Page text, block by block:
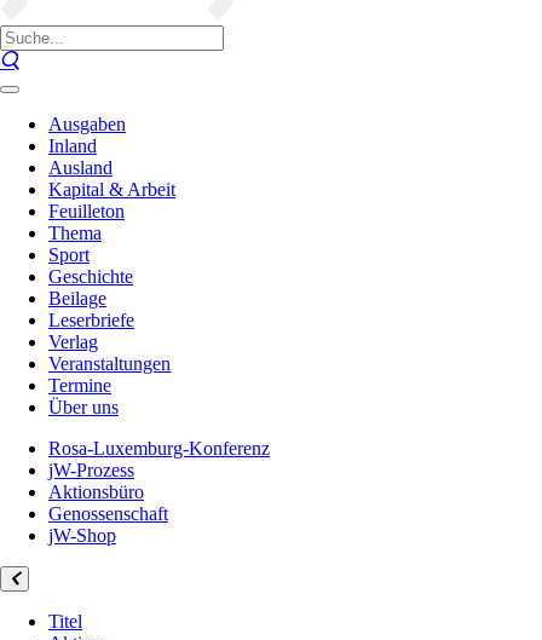
Ausgaben
Inland
Ausland
Kapital & Arbeit
Feuilleton
Thema
Sport
Geschichte
Beilage
Leserbriefe
Verlag
Veranstaltungen
Termine
Über uns
Rosa-Luxemburg-Konferenz
jW-Prozess
Aktionsbüro
Genossenschaft
jW-Shop
Titel